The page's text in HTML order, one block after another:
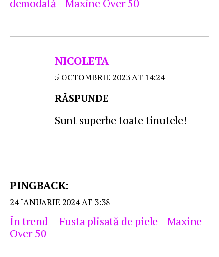
demodată - Maxine Over 50
NICOLETA
5 OCTOMBRIE 2023 AT 14:24
RĂSPUNDE
Sunt superbe toate tinutele!
PINGBACK:
24 IANUARIE 2024 AT 3:38
În trend – Fusta plisată de piele - Maxine
Over 50